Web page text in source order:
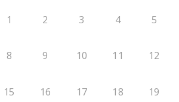
1 2 3 4 5
8 9 10 11 12
15 16 17 18 19